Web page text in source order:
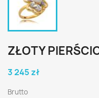
ZŁOTY
3 245 zł
Brutto